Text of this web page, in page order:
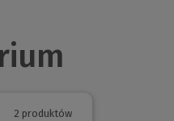
2 produktów